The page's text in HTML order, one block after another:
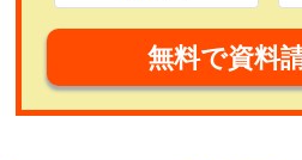
無料で資料